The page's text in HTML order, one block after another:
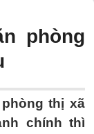
phòng
thị xã
chính thì